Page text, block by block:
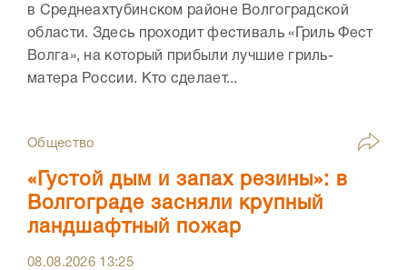
в Среднеахтубинском районе Волгоградской
области. Здесь проходит фестиваль «Гриль Фест
Волга», на который прибыли лучшие гриль-
матера России. Кто сделает...
Общество
«Густой дым и запах резины»: в
Волгограде засняли крупный
ландшафтный пожар
08.08.2026 13:25